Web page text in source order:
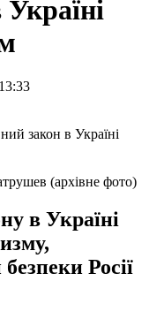
(архівне фото)
в Україні
Росії